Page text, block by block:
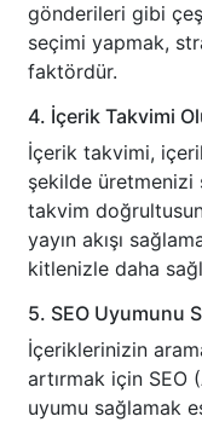
gönderileri gibi
seçimi yapmak,
faktördür.
4. İçerik Takvimi
İçerik takvimi,
şekilde üretmenizi
takvim
yayın akışı
kitlenizle daha
5. SEO Uyumunu
İçeriklerinizin
artırmak için SEO
uyumu sağlamak